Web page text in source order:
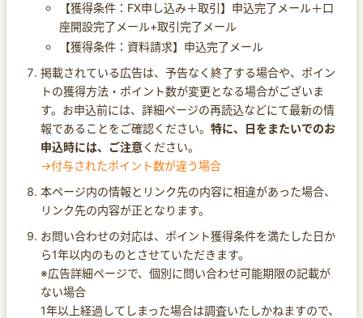
【獲得条件：FX申し込み＋取引】申込完了メール＋口
座開設完了メール+取引完了メール
【獲得条件：資料請求】申込完了メール
掲載されている広告は、予告なく終了する場合や、ポイン
トの獲得方法・ポイント数が変更となる場合がございま
す。お申込前には、詳細ページの再読込などにて最新の情
報であることをご確認ください。特に、日をまたいでのお
申込時には、ご注意ください。
→付与されたポイント数が違う場合
本ページ内の情報とリンク先の内容に相違があった場合、
リンク先の内容が正となります。
お問い合わせの対応は、ポイント獲得条件を満たした日か
ら1年以内のものとさせていただきます。
※広告詳細ページで、個別に問い合わせ可能期限の記載が
ない場合
1年以上経過してしまった場合は調査いたしかねますので、